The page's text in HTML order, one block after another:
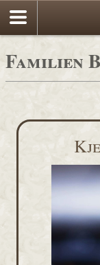
Familien